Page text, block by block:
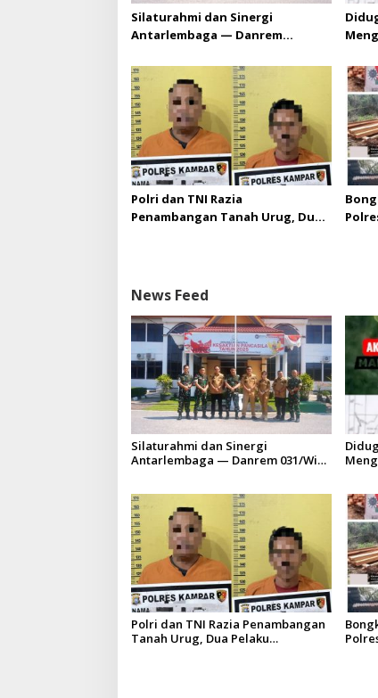
Silaturahmi dan Sinergi
Antarlembaga — Danrem
Kejaksaan Negeri Kuansing
Polri dan TNI Razia
Penambangan Tanah Urug, Dua
News Feed
Silaturahmi dan Sinergi
Antarlembaga — Danrem 031/Wira
Polri dan TNI Razia Penambangan
Tanah Urug, Dua Pelaku